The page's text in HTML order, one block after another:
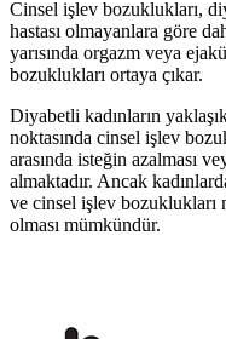
Cinsel işlev bozuklukları,
hastası olmayanlara göre
yarısında orgazm veya
bozuklukları ortaya çıkar.
Diyabetli kadınların
noktasında cinsel işlev
arasında isteğin azalması
almaktadır. Ancak
ve cinsel işlev bozuklukları
olması mümkündür.